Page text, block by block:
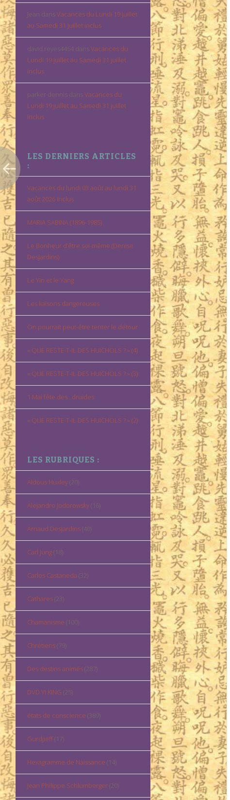
Jean dansVacances du Lundi 19 juillet
au Samedi 31 juillet inclus
david.reyes4454 dansVacances du
Lundi 19 juillet au Samedi 31 juillet
inclus
parker dennis dansVacances du
Lundi 19 juillet au Samedi 31 juillet
inclus
LES DERNIERS ARTICLES
:
Vacances du lundi 03 août au lundi 31
août 2026 inclus
MARIA SABINA (1896-1985)
Le Bonheur d’être soi-même (Denise
Desjardins)
Le Yin et le Yang
Les liaisons dangereuses
On pourrait peut-être tenter le détour
« QUE RESTE-T-IL DES HUICHOLS ? » (4)
« QUE RESTE-T-IL DES HUICHOLS ? » (3)
1 Mai fête des…druides
« QUE RESTE-T-IL DES HUICHOLS ? » (2)
LES RUBRIQUES :
Aldous Huxley(20)
Alejandro Jodorowsky(16)
Arnaud Desjardins(40)
Carl Jung(18)
Carlos Castaneda (32)
Cathares(23)
Chamanisme (100)
Chrétiens(79)
Des destins animés(287)
DVD YI KING (25)
états de conscience (389)
Gurdjieff(17)
Hexagramme de Naissance (14)
Jean Philippe Schlumberger(20)